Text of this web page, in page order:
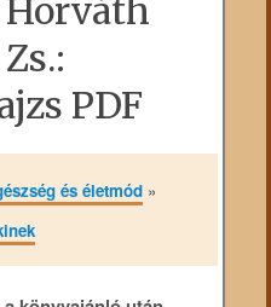
Horváth
PDF
és életmód»